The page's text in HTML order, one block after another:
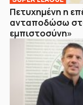
Πετυχημένη η
ανταποδώσω
εμπιστοσύνη»